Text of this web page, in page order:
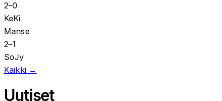
2–0
KeKi
Manse
2–1
SoJy
Kaikki →
Uutiset